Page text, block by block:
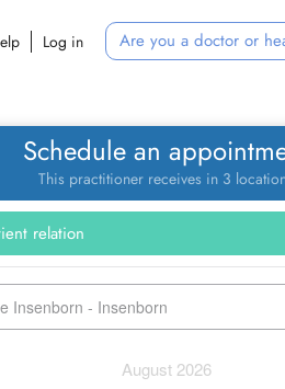
Log in Are you a doctor or
Schedule an
This practitioner receives in 3
Insenborn - Insenborn
August 2026